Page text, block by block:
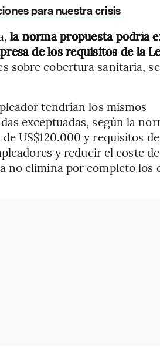
para nuestra crisis
la norma propuesta podría
de los requisitos de la
sobre cobertura sanitaria,
tendrían los mismos
exceptuadas, según la
US$120.000 y requisitos de
y reducir el coste
no elimina por completo los